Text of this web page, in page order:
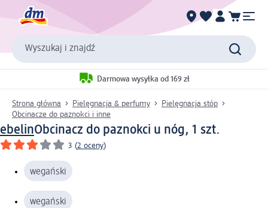
Wyszukaj i znajdź
Darmowa wysyłka od 169 zł
Strona główna Pielęgnacja & perfumy
Pielęgnacja stóp
Obcinacze do paznokci i inne
ebelinObcinacz do paznokci u nóg, 1 szt.
3 (2 oceny)
wegański
wegański